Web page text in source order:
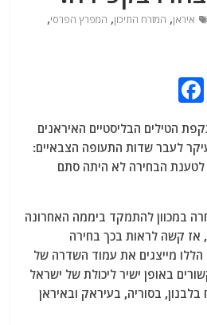
איראן, המזרח התיכון, המפרץ הפרסי,
T
c
e
o
o
k
הטילים הבליסטיים האיראנים
לעבר שדות התעופה הצבאיים:
לטענת הבחירה לא היתה סתם
במכוון להתמקד ביממה האחרונה
אז קשה לראות בכך בחירה
מייצגים את עמוד השדרה של
באופן ישיר ליכולת של ישראל
בסוריה, בעיראק ובאיראן